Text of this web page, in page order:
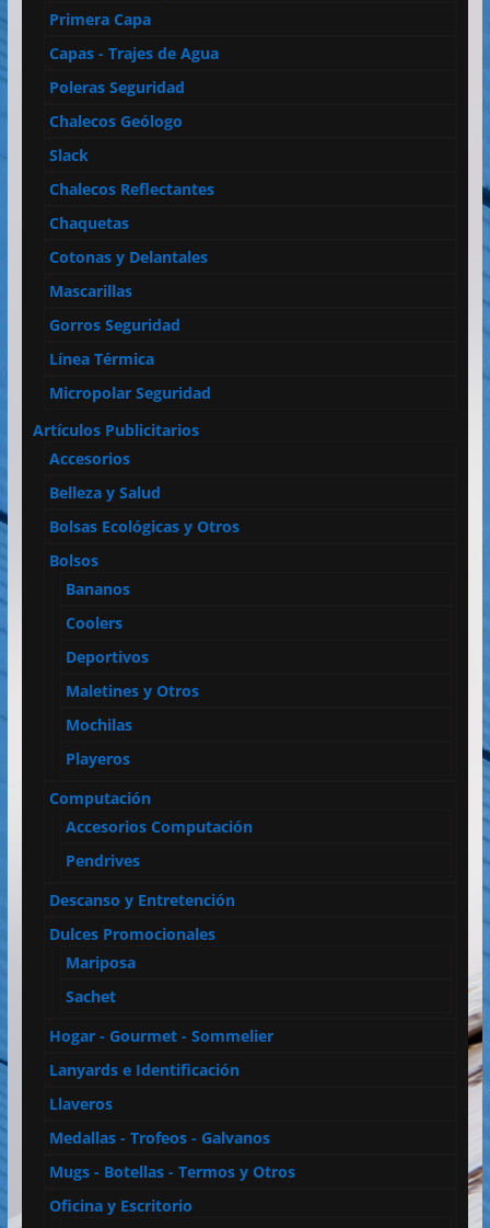
Primera Capa
Capas - Trajes de Agua
Poleras Seguridad
Chalecos Geólogo
Slack
Chalecos Reflectantes
Chaquetas
Cotonas y Delantales
Mascarillas
Gorros Seguridad
Línea Térmica
Micropolar Seguridad
Artículos Publicitarios
Accesorios
Belleza y Salud
Bolsas Ecológicas y Otros
Bolsos
Bananos
Coolers
Deportivos
Maletines y Otros
Mochilas
Playeros
Computación
Accesorios Computación
Pendrives
Descanso y Entretención
Dulces Promocionales
Mariposa
Sachet
Hogar - Gourmet - Sommelier
Lanyards e Identificación
Llaveros
Medallas - Trofeos - Galvanos
Mugs - Botellas - Termos y Otros
Oficina y Escritorio